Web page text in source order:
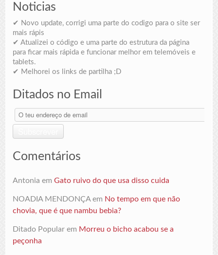
Noticias
✔ Novo update, corrigi uma parte do codigo para o site ser
mais rápis
✔ Atualizei o código e uma parte do estrutura da página
para ficar mais rápida e funcionar melhor em telemóveis e
tablets.
✔ Melhorei os links de partilha ;D
Ditados no Email
O
teu
de
email
Comentários
Antonia emGato ruivo do que usa disso cuida
NOADIA MENDONÇAem No tempo em que não
chovia, que é que nambu bebia?
Ditado Popular em Morreu o bicho acabou se a
peçonha